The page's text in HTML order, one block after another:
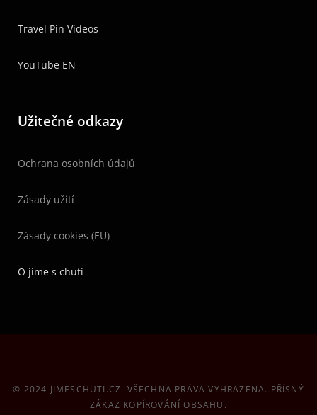
Travel Pin Videos
YouTube EN
Užitečné odkazy
Ochrana osobních údajů
Zásady užití
Zásady cookies (EU)
O jíme s chutí
© 2024 JIMESCHUTI.CZ. VŠECHNA PRÁVA VYHRAZENA. PŘÍSNÝ
ZÁKAZ KOPÍROVÁNÍ OBSAHU.